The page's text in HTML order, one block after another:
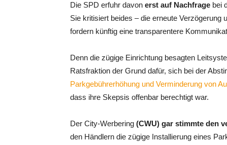
Die SPD erfuhr davon erst auf Nachfrage bei
Sie kritisiert beides – die erneute Verzögerung
fordern künftig eine transparentere
Denn die zügige Einrichtung besagten
Ratsfraktion der Grund dafür, sich bei der
Parkgebührerhöhung und Verminderung von
dass ihre Skepsis offenbar berechtigt war.
Der City-Werbering (CWU) gar stimmte den
den Händlern die zügige Installierung eines